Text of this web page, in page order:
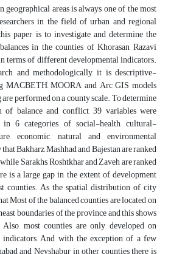
areas is always one of the most
in the field of urban and regional
paper is to investigate and determine the
in the counties of Khorasan Razavi
terms of different developmental indicators.
and methodologically, it is descriptive-
MACBETH, MOORA and Arc GIS models
performed on a county scale. To determine
of balance and conflict, 39 variables were
in 6 categories of social-health, cultural-
economic, natural and environmental
Bakharz, Mashhad and Bajestan are ranked
Sarakhs, Roshtkhar and Zaveh are ranked
is a large gap in the extent of development
counties. As the spatial distribution of city
Most of the balanced counties are located on
boundaries of the province and this shows
most counties are only developed on
And with the exception of a few